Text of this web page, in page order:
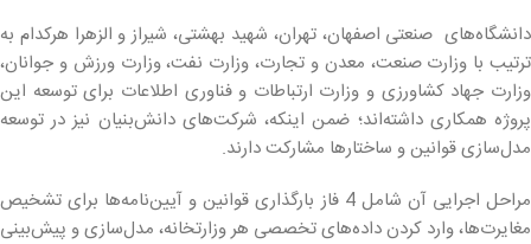
دانشگاه‌های صنعتی اصفهان، تهران، شهید بهشتی، شیراز و الزهرا هرکدام به
ترتیب با وزارت صنعت، معدن و تجارت، وزارت نفت، وزارت ورزش و جوانان،
وزارت جهاد کشاورزی و وزارت ارتباطات و فناوری اطلاعات برای توسعه این
پروژه همکاری داشته‌اند؛ ضمن اینکه، شرکت‌های دانش‌بنیان نیز در توسعه
مدل‌سازی قوانین و ساختارها مشارکت دارند.
مراحل اجرایی آن شامل 4 فاز بارگذاری قوانین و آیین‌نامه‌ها برای تشخیص
مغایرت‌ها، وارد کردن داده‌های تخصصی هر وزارتخانه، مدل‌سازی و پیش‌بینی